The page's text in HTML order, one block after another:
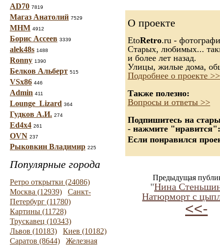
AD70 7819
Магаз Анатолий 7529
МНМ 4912
Борис Ассеев 3339
alek48s 1488
Ronny 1390
Белков Альберт 515
VSx86 446
Admin 411
Lounge_Lizard 364
Гудков А.И. 274
Ed4x4 261
OVN 237
Рыковкин Владимир 225
Популярные города
Ретро открытки (24086)
Москва (12939)
Санкт-
Петербург (11780)
Картины (11728)
Трускавец (10343)
Львов (10183)
Киев (10182)
Саратов (8644)
Железная
О проекте
EtoRetro.ru -
Старых, любимых...
и более лет назад.
Улицы, жилые дома,
Подробнее о проекте >>
Также полезно:
Вопросы и ответы >>
Подпишитесь на
- нажмите "нравится":
Если понравился
Предыдущая
"Нина
Натюрморт с
<<-